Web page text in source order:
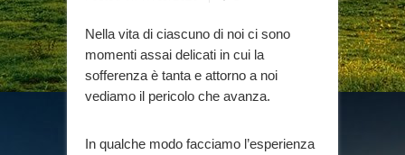
Nella vita di ciascuno di noi ci sono
momenti assai delicati in cui la
sofferenza è tanta e attorno a noi
vediamo il pericolo che avanza.
In qualche modo facciamo l’esperienza